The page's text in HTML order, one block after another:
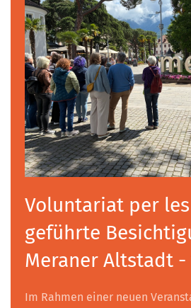
Voluntariat per
geführte
Meraner Altstadt -
Im Rahmen einer neuen